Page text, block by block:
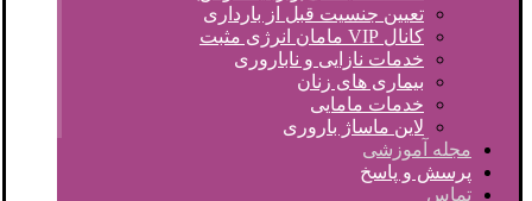
تعیین جنسیت قبل از بارداری
کانال VIP مامان انرژی مثبت
خدمات نازایی و ناباروری
بیماری های زنان
خدمات مامایی
لاین ماساژ باروری
مجله آموزشی
پرسش و پاسخ
تماس